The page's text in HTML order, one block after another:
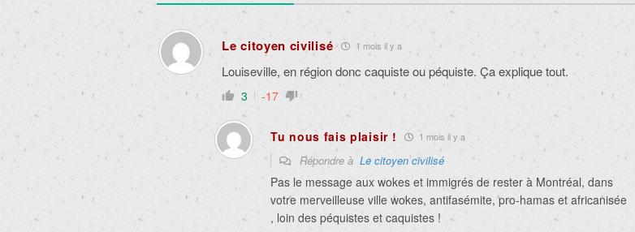
Le citoyen civilisé 1 mois il y a
Louiseville, en région donc caquiste ou péquiste. Ça explique tout.
3 -17
Tu nous fais plaisir ! 1 mois il y a
Répondre à Le citoyen civilisé
Pas le message aux wokes et immigrés de rester à Montréal, dans
votre merveilleuse ville wokes, antifasémite, pro-hamas et africanisée
, loin des péquistes et caquistes !